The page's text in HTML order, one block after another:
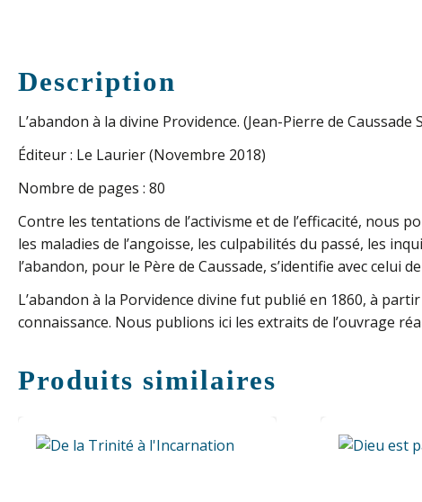
Description
L’abandon à la divine Providence. (Jean-Pierre de Caussade
Éditeur : Le Laurier (Novembre 2018)
Nombre de pages : 80
Contre les tentations de l’activisme et de l’efficacité, nous
les maladies de l’angoisse, les culpabilités du passé, les
l’abandon, pour le Père de Caussade, s’identifie avec
L’abandon à la Porvidence divine fut publié en 1860, à
connaissance. Nous publions ici les extraits de l’ouvrage
Produits similaires